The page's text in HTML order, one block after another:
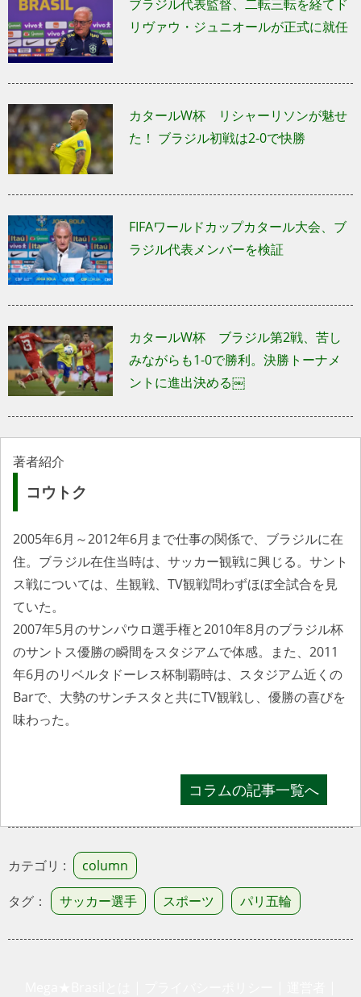
ブラジル代表監督、二転三転を経てド
リヴァウ・ジュニオールが正式に就任
カタールW杯 リシャーリソンが魅せ
た！ ブラジル初戦は2-0で快勝
FIFAワールドカップカタール大会、ブ
ラジル代表メンバーを検証
カタールW杯 ブラジル第2戦、苦し
みながらも1-0で勝利。決勝トーナメ
ントに進出決める￼
著者紹介
コウトク
2005年6月～2012年6月まで仕事の関係で、ブラジルに在
住。ブラジル在住当時は、サッカー観戦に興じる。サント
ス戦については、生観戦、TV観戦問わずほぼ全試合を見
ていた。
2007年5月のサンパウロ選手権と2010年8月のブラジル杯
のサントス優勝の瞬間をスタジアムで体感。また、2011
年6月のリベルタドーレス杯制覇時は、スタジアム近くの
Barで、大勢のサンチスタと共にTV観戦し、優勝の喜びを
味わった。
コラムの記事一覧へ
カテゴリ :
column
タグ：
サッカー選手 スポーツ パリ五輪